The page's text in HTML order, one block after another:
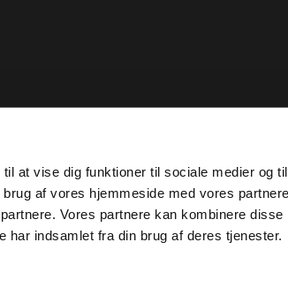
at vise dig funktioner til sociale medier og til
af vores hjemmeside med vores partnere
Vores partnere kan kombinere disse
har indsamlet fra din brug af deres tjenester.
by Group Online